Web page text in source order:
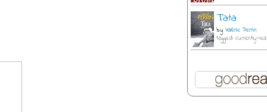
Tata
by Valérie Perrin
tagged: currently-